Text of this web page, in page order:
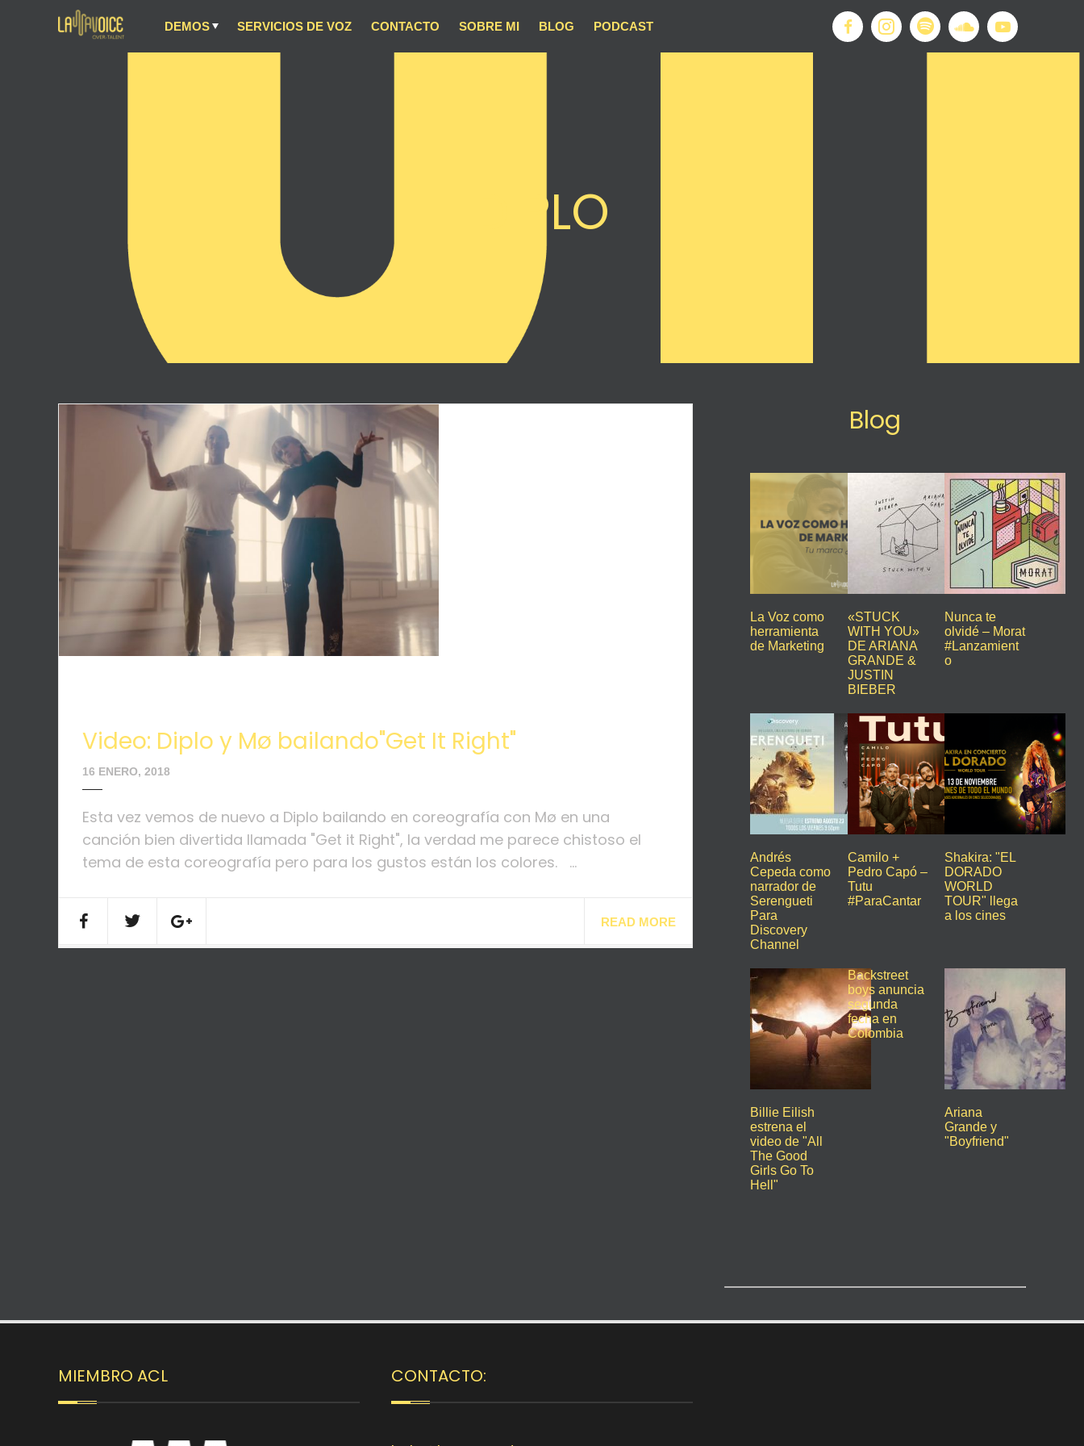
DEMOS SERVICIOS DE VOZ CONTACTO SOBRE MI BLOG PODCAST
DIPLO
Video: Diplo y Mø bailando"Get It Right"
16 ENERO, 2018
Esta vez vemos de nuevo a Diplo bailando en coreografía con Mø en una
canción bien divertida llamada "Get it Right", la verdad me parece chistoso el
tema de esta coreografía pero para los gustos están los colores. ...
READ MORE
Blog
La Voz como
herramienta
de Marketing
«STUCK
WITH YOU»
DE ARIANA
GRANDE &
JUSTIN
BIEBER
Nunca te
olvidé – Morat
#Lanzamient
o
Andrés
Cepeda como
narrador de
Serengueti
Para
Discovery
Channel
Camilo +
Pedro Capó –
Tutu
#ParaCantar
Shakira: "EL
DORADO
WORLD
TOUR" llega
a los cines
Billie Eilish
estrena el
video de "All
The Good
Girls Go To
Hell"
Backstreet
boys anuncia
segunda
fecha en
Colombia
Ariana
Grande y
"Boyfriend"
MIEMBRO ACL CONTACTO: